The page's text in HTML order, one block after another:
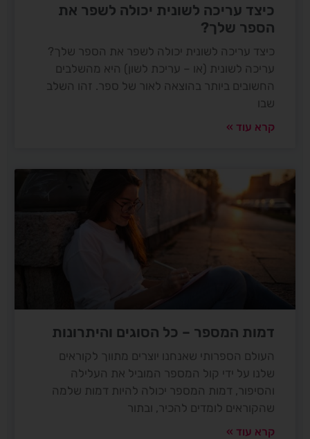
כיצד עריכה לשונית יכולה לשפר את
הספר שלך?
כיצד עריכה לשונית יכולה לשפר את הספר שלך?
עריכה לשונית (או – עריכת לשון) היא מהשלבים
החשובים ביותר בהוצאה לאור של ספר. זהו השלב
שבו
קרא עוד »
דמות המספר – כל הסוגים והיתרונות
העולם הספרותי שאנחנו יוצרים מתווך לקוראים
שלנו על ידי קול המספר המוביל את העלילה
והסיפור, דמות המספר יכולה להיות דמות שלמה
שהקוראים לומדים להכיר, ובתור
קרא עוד »